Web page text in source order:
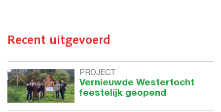
Recent uitgevoerd
PROJECT
Vernieuwde Westertocht
feestelijk geopend